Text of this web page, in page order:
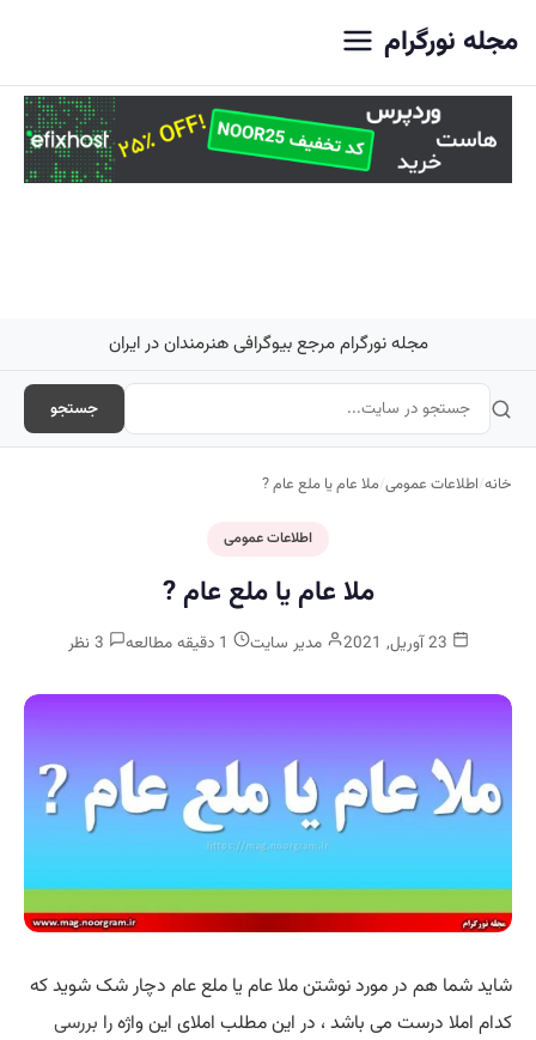
مجله نورگرام
مجله نورگرام مرجع بیوگرافی هنرمندان در ایران
جستجو
خانه/اطلاعات عمومی/ملا عام یا ملع عام ?
اطلاعات عمومی
ملا عام یا ملع عام ?
مدیر سایت
شاید شما هم در مورد نوشتن ملا عام یا ملع عام دچار شک شوید که
کدام املا درست می باشد ، در این مطلب املای این واژه را بررسی